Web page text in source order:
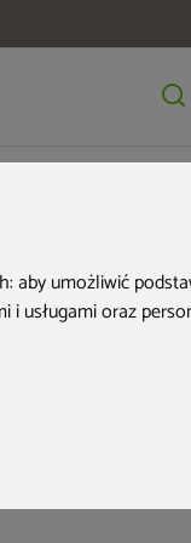
aby umożliwić
i usługami oraz
&